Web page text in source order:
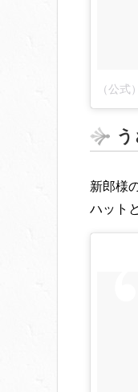
新郎様
ハット